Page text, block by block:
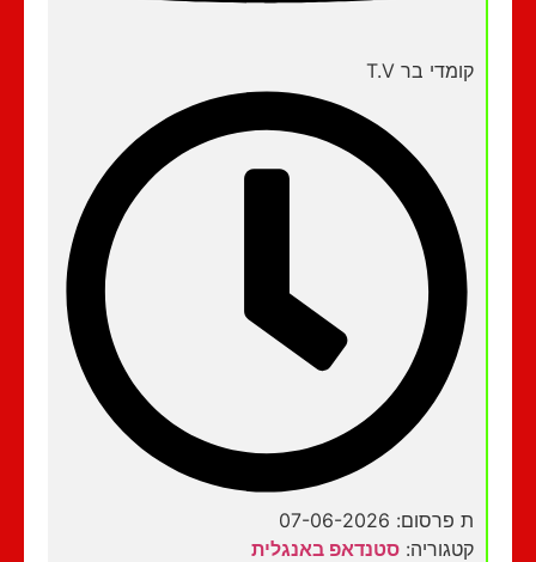
קומדי בר T.V
ת פרסום: 07-06-2026
קטגוריה:סטנדאפ באנגלית